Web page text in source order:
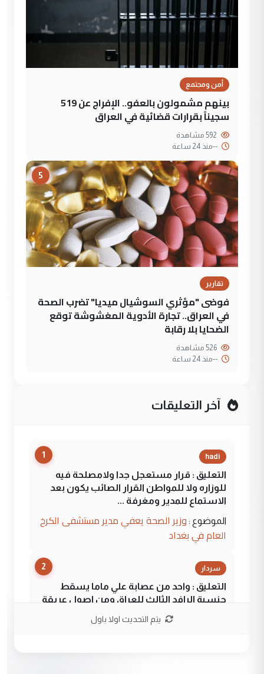
أمن ومجتمع
بينهم مشمولون بالعفو.. الإفراج عن 519
سجيناً بقرارات قضائية في العراق
--منذ 24 ساعة
5
تقارير
فوضى "مؤثري السوشيال ميديا" تضرب الصحة
في العراق.. تجارة الأدوية المغشوشة توقع
الضحايا بلا رقابة
--منذ 24 ساعة
آخر التعليقات
1 hadi
التعليق : قرار مستعجل جدا ولامصلحة فيه
للوزاره ولا للمواطن القرار الصائب يكون بعد
الاستماع للمدير ومغرفة ...
الموضوع : وزير الصحة يعفي مدير مستشفى الكرخ
العام في بغداد
2 سردار
التعليق : واحد من عصابة علي ماما يسقط
جنسية الرافد الثالث للعراق ومن اصول عريقة
يتم التحديث اولا باول